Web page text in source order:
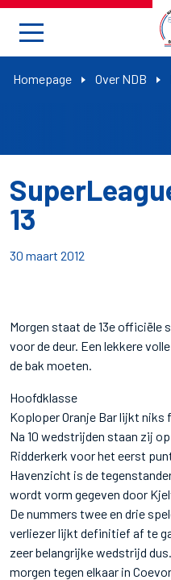
Homepage Over NDB
13
30 maart 2012
Morgen staat de 13e officiële
voor de deur. Een lekkere
de bak moeten.
Hoofdklasse
Koploper Oranje Bar lijkt niks
Na 10 wedstrijden staan zij
Ridderkerk voor het eerst
Havenzicht is de
wordt vorm gegeven door
De nummers twee en drie
verliezer lijkt definitief af te
zeer belangrijke wedstrijd
morgen tegen elkaar in